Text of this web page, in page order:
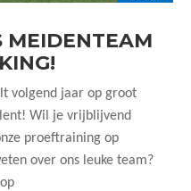
MEIDENTEAM
volgend jaar op groot
Wil je vrijblijvend
proeftraining op
over ons leuke team?